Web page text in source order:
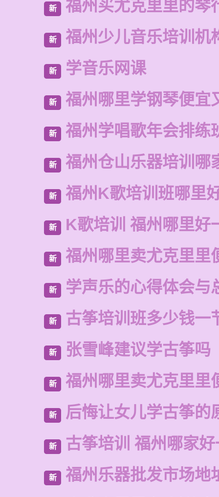
新 福州买尤克里里的琴
新 福州少儿音乐培训机
新 学音乐网课
新 福州哪里学钢琴便宜
新 福州学唱歌年会排练
新 福州仓山乐器培训哪
新 福州K歌培训班哪里
新 K歌培训 福州哪里好
新 福州哪里卖尤克里里
新 学声乐的心得体会与
新 古筝培训班多少钱一
新 张雪峰建议学古筝吗
新 福州哪里卖尤克里里
新 后悔让女儿学古筝的
新 古筝培训 福州哪家
新 福州乐器批发市场地